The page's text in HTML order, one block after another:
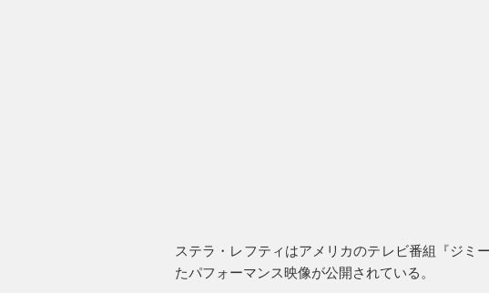
ステラ・レフティはアメリカのテレビ番組『ジミ
たパフォーマンス映像が公開されている。